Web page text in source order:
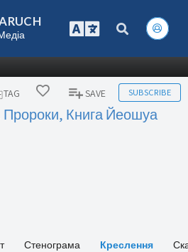
TAG SAVE SUBSCRIBE
Пророки, Книга Йеошуа
Стенограма Креслення